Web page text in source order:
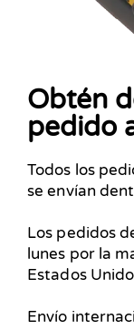
Obtén
pedido
Todos los
se envían
Los pedidos
lunes por la
Estados
Envío